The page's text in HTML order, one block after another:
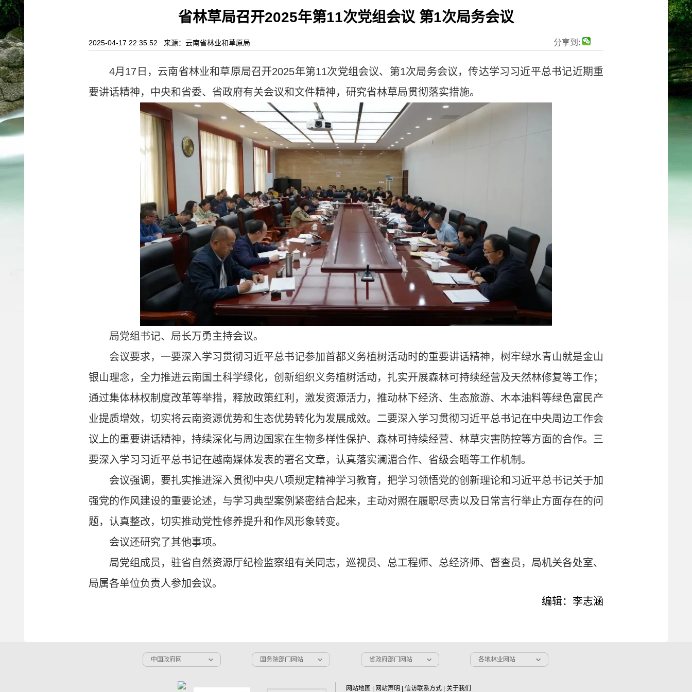
省林草局召开2025年第11次党组会议 第1次局务会议
2025-04-17 22:35:52 来源：云南省林业和草原局 分享到:
4月17日，云南省林业和草原局召开2025年第11次党组会议、第1次局务会议，传达学习习近平总书记近期重
要讲话精神，中央和省委、省政府有关会议和文件精神，研究省林草局贯彻落实措施。
局党组书记、局长万勇主持会议。
会议要求，一要深入学习贯彻习近平总书记参加首都义务植树活动时的重要讲话精神，树牢绿水青山就是金山
银山理念，全力推进云南国土科学绿化，创新组织义务植树活动，扎实开展森林可持续经营及天然林修复等工作；
通过集体林权制度改革等举措，释放政策红利，激发资源活力，推动林下经济、生态旅游、木本油料等绿色富民产
业提质增效，切实将云南资源优势和生态优势转化为发展成效。二要深入学习贯彻习近平总书记在中央周边工作会
议上的重要讲话精神，持续深化与周边国家在生物多样性保护、森林可持续经营、林草灾害防控等方面的合作。三
要深入学习习近平总书记在越南媒体发表的署名文章，认真落实澜湄合作、省级会晤等工作机制。
会议强调，要扎实推进深入贯彻中央八项规定精神学习教育，把学习领悟党的创新理论和习近平总书记关于加
强党的作风建设的重要论述，与学习典型案例紧密结合起来，主动对照在履职尽责以及日常言行举止方面存在的问
题，认真整改，切实推动党性修养提升和作风形象转变。
会议还研究了其他事项。
局党组成员，驻省自然资源厅纪检监察组有关同志，巡视员、总工程师、总经济师、督查员，局机关各处室、
局属各单位负责人参加会议。
编辑：李志涵
中国政府网 国务院部门网站 省政府部门网站 各地林业网站
网站地图 网站声明 信访联系方式 关于我们